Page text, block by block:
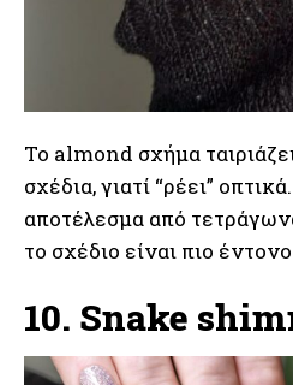
Το almond σχήμα
σχέδια, γιατί “ρέει”
αποτέλεσμα από
το σχέδιο είναι πιο
10. Snake